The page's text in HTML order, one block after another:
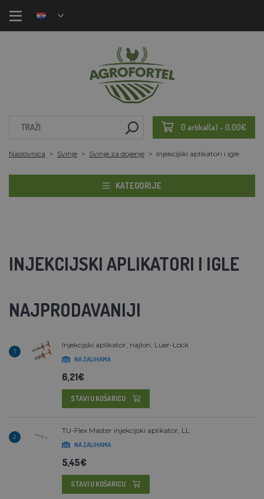
0 artikal(a) - 0,00€
Naslovnica Svinje Svinje za dojenje Injekcijski aplikatori i igle
KATEGORIJE
INJEKCIJSKI APLIKATORI I IGLE
NAJPRODAVANIJI
1
Injekcijski aplikator, najlon, Luer-Lock
NA ZALIHAMA
6,21€
STAVI U KOŠARICU
2
TU-Flex Master injekcijski aplikator, LL
NA ZALIHAMA
5,45€
STAVI U KOŠARICU